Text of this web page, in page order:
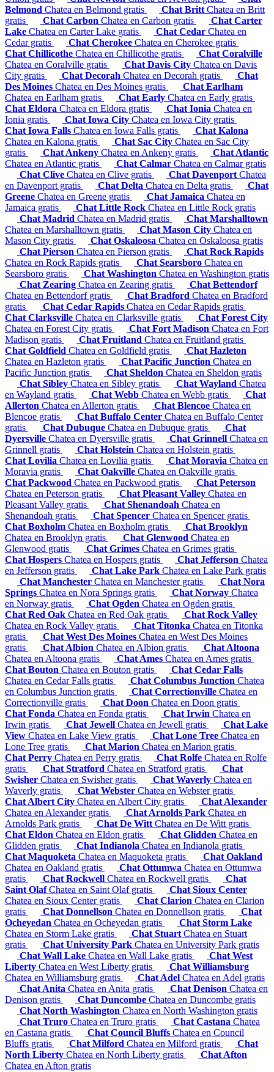
Belmond Chatea en Belmond gratis Chat Britt Chatea en Britt
gratis
Chat Carbon Chatea en Carbon gratis
Chat Carter
Lake Chatea en Carter Lake gratis Chat Cedar Chatea en
Cedar gratis
Chat Cherokee Chatea en Cherokee gratis
Chat Chillicothe Chatea en Chillicothe gratis
Chat Coralville
Chatea en Coralville gratis
Chat Davis City Chatea en Davis
City gratis
Chat Decorah Chatea en Decorah gratis
Chat
Des Moines Chatea en Des Moines gratis
Chat Earlham
Chatea en Earlham gratis
Chat Early Chatea en Early gratis
Chat Eldora Chatea en Eldora gratis Chat Ionia Chatea en
Ionia gratis
Chat Iowa City Chatea en Iowa City gratis
Chat Iowa Falls Chatea en Iowa Falls gratis
Chat Kalona
Chatea en Kalona gratis
Chat Sac City Chatea en Sac City
gratis
Chat Ankeny Chatea en Ankeny gratis
Chat Atlantic
Chatea en Atlantic gratis
Chat Calmar Chatea en Calmar gratis
Chat Clive Chatea en Clive gratis Chat Davenport Chatea
en Davenport gratis
Chat Delta Chatea en Delta gratis
Chat
Greene Chatea en Greene gratis Chat Jamaica Chatea en
Jamaica gratis
Chat Little Rock Chatea en Little Rock gratis
Chat Madrid Chatea en Madrid gratis
Chat Marshalltown
Chatea en Marshalltown gratis
Chat Mason City Chatea en
Mason City gratis
Chat Oskaloosa Chatea en Oskaloosa gratis
Chat Pierson Chatea en Pierson gratis
Chat Rock Rapids
Chatea en Rock Rapids gratis
Chat Searsboro Chatea en
Searsboro gratis
Chat Washington Chatea en Washington gratis
Chat Zearing Chatea en Zearing gratis
Chat Bettendorf
Chatea en Bettendorf gratis
Chat Bradford Chatea en Bradford
gratis
Chat Cedar Rapids Chatea en Cedar Rapids gratis
Chat Clarksville Chatea en Clarksville gratis
Chat Forest City
Chatea en Forest City gratis
Chat Fort Madison Chatea en Fort
Madison gratis
Chat Fruitland Chatea en Fruitland gratis
Chat Goldfield Chatea en Goldfield gratis
Chat Hazleton
Chatea en Hazleton gratis
Chat Pacific Junction Chatea en
Pacific Junction gratis
Chat Sheldon Chatea en Sheldon gratis
Chat Sibley Chatea en Sibley gratis Chat Wayland Chatea
en Wayland gratis
Chat Webb Chatea en Webb gratis
Chat
Allerton Chatea en Allerton gratis Chat Blencoe Chatea en
Blencoe gratis
Chat Buffalo Center Chatea en Buffalo Center
gratis
Chat Dubuque Chatea en Dubuque gratis
Chat
Dyersville Chatea en Dyersville gratis Chat Grinnell Chatea en
Grinnell gratis
Chat Holstein Chatea en Holstein gratis
Chat Lovilia Chatea en Lovilia gratis Chat Moravia Chatea en
Moravia gratis
Chat Oakville Chatea en Oakville gratis
Chat Packwood Chatea en Packwood gratis
Chat Peterson
Chatea en Peterson gratis
Chat Pleasant Valley Chatea en
Pleasant Valley gratis
Chat Shenandoah Chatea en
Shenandoah gratis
Chat Spencer Chatea en Spencer gratis
Chat Boxholm Chatea en Boxholm gratis
Chat Brooklyn
Chatea en Brooklyn gratis
Chat Glenwood Chatea en
Glenwood gratis
Chat Grimes Chatea en Grimes gratis
Chat Hospers Chatea en Hospers gratis Chat Jefferson Chatea
en Jefferson gratis
Chat Lake Park Chatea en Lake Park gratis
Chat Manchester Chatea en Manchester gratis
Chat Nora
Springs Chatea en Nora Springs gratis Chat Norway Chatea
en Norway gratis
Chat Ogden Chatea en Ogden gratis
Chat Red Oak Chatea en Red Oak gratis
Chat Rock Valley
Chatea en Rock Valley gratis
Chat Titonka Chatea en Titonka
gratis
Chat West Des Moines Chatea en West Des Moines
gratis
Chat Albion Chatea en Albion gratis
Chat Altoona
Chatea en Altoona gratis
Chat Ames Chatea en Ames gratis
Chat Bouton Chatea en Bouton gratis
Chat Cedar Falls
Chatea en Cedar Falls gratis
Chat Columbus Junction Chatea
en Columbus Junction gratis
Chat Correctionville Chatea en
Correctionville gratis
Chat Doon Chatea en Doon gratis
Chat Fonda Chatea en Fonda gratis Chat Irwin Chatea en
Irwin gratis
Chat Jewell Chatea en Jewell gratis
Chat Lake
View Chatea en Lake View gratis Chat Lone Tree Chatea en
Lone Tree gratis
Chat Marion Chatea en Marion gratis
Chat Perry Chatea en Perry gratis Chat Rolfe Chatea en Rolfe
gratis
Chat Stratford Chatea en Stratford gratis
Chat
Swisher Chatea en Swisher gratis Chat Waverly Chatea en
Waverly gratis
Chat Webster Chatea en Webster gratis
Chat Albert City Chatea en Albert City gratis
Chat Alexander
Chatea en Alexander gratis
Chat Arnolds Park Chatea en
Arnolds Park gratis
Chat De Witt Chatea en De Witt gratis
Chat Eldon Chatea en Eldon gratis Chat Glidden Chatea en
Glidden gratis
Chat Indianola Chatea en Indianola gratis
Chat Maquoketa Chatea en Maquoketa gratis
Chat Oakland
Chatea en Oakland gratis
Chat Ottumwa Chatea en Ottumwa
gratis
Chat Rockwell Chatea en Rockwell gratis
Chat
Saint OlafChatea en Saint Olaf gratis
Chat Sioux Center
Chatea en Sioux Center gratis
Chat Clarion Chatea en Clarion
gratis
Chat Donnellson Chatea en Donnellson gratis
Chat
Ocheyedan Chatea en Ocheyedan gratis
Chat Storm Lake
Chatea en Storm Lake gratis
Chat Stuart Chatea en Stuart
gratis
Chat University Park Chatea en University Park gratis
Chat Wall Lake Chatea en Wall Lake gratis
Chat West
Liberty Chatea en West Liberty gratis
Chat Williamsburg
Chatea en Williamsburg gratis
Chat Adel Chatea en Adel gratis
Chat Anita Chatea en Anita gratis Chat Denison Chatea en
Denison gratis
Chat Duncombe Chatea en Duncombe gratis
Chat North Washington Chatea en North Washington gratis
Chat Truro Chatea en Truro gratis Chat Castana Chatea
en Castana gratis
Chat Council Bluffs Chatea en Council
Bluffs gratis
Chat Milford Chatea en Milford gratis
Chat
North Liberty Chatea en North Liberty gratis
Chat Afton
Chatea en Afton gratis